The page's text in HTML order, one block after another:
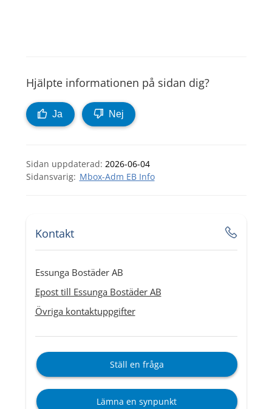
Hjälpte informationen på sidan dig?
Ja Nej
Sidan uppdaterad: 2026-06-04
Mbox-Adm EB Info
Kontakt
Essunga Bostäder AB
Epost till Essunga Bostäder AB
Övriga kontaktuppgifter
Ställ en fråga
Lämna en synpunkt